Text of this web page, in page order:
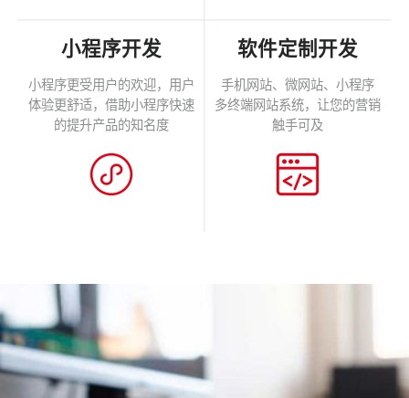
小程序开发
小程序更受用户的欢迎，用户
体验更舒适，借助小程序快速
的提升产品的知名度
软件定制开发
手机网站、微网站、小程序
多终端网站系统，让您的营销
触手可及